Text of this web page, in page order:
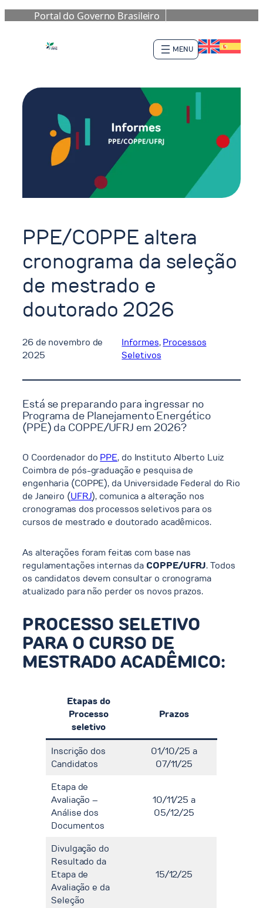
Portal do Governo Brasileiro
para
o
PPE/COPPE altera
cronograma da seleção
de mestrado e
doutorado 2026
26 de novembro de
2025
Informes, Processos
Seletivos
Está se preparando para ingressar no
Programa de Planejamento Energético
(PPE) da COPPE/UFRJ em 2026?
O Coordenador do PPE, do Instituto Alberto Luiz
Coimbra de pós-graduação e pesquisa de
engenharia (COPPE), da Universidade Federal do Rio
de Janeiro (UFRJ), comunica a alteração nos
cronogramas dos processos seletivos para os
cursos de mestrado e doutorado acadêmicos.
As alterações foram feitas com base nas
regulamentações internas da COPPE/UFRJ. Todos
os candidatos devem consultar o cronograma
atualizado para não perder os novos prazos.
PROCESSO SELETIVO
PARA O CURSO DE
MESTRADO ACADÊMICO:
Etapas do
Processo
seletivo
Prazos
Inscrição dos
Candidatos
01/10/25 a
07/11/25
Etapa de
Avaliação –
Análise dos
Documentos
10/11/25 a
05/12/25
Divulgação do
Resultado da
Etapa de
Avaliação e da
Seleção
15/12/25